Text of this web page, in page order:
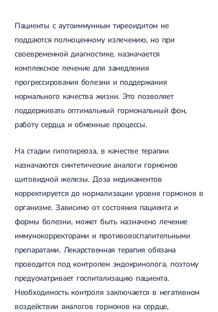
Пациенты с аутоиммунным тиреоидитом не
поддаются полноценному излечению, но при
своевременной диагностике, назначается
комплексное лечение для замедления
прогрессирования болезни и поддержания
нормального качества жизни. Это позволяет
поддерживать оптимальный гормональный фон,
работу сердца и обменные процессы.
На стадии гипотиреоза, в качестве терапии
назначаются синтетические аналоги гормонов
щитовидной железы. Доза медикаментов
корректируется до нормализации уровня гормонов в
организме. Зависимо от состояния пациента и
формы болезни, может быть назначено лечение
иммунокорректорами и противовоспалительными
препаратами. Лекарственная терапия обязана
проводится под контролем эндокринолога, поэтому
предусматривает госпитализацию пациента.
Необходимость контроля заключается в негативном
воздействии аналогов гормонов на сердце,